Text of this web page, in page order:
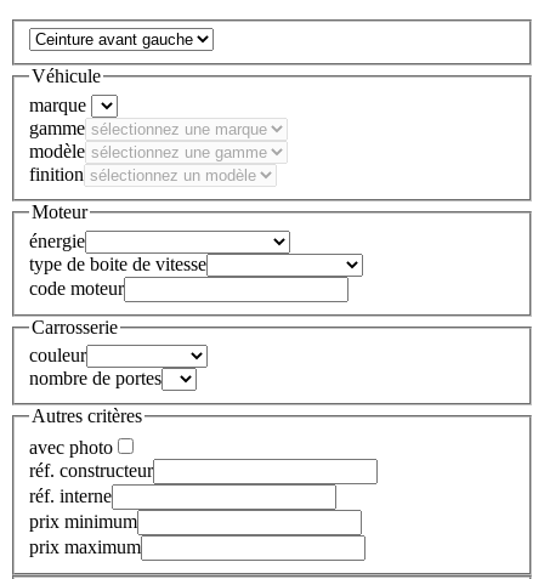
Véhicule
marque
gamme
modèle
finition
Moteur
énergie
type de boite de vitesse
code moteur
Carrosserie
couleur
nombre de portes
Autres critères
avec photo
réf. constructeur
réf. interne
prix minimum
prix maximum